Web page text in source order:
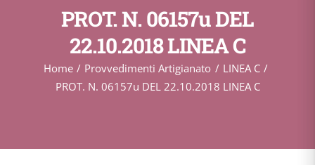
PROT. N. 06157u DEL
22.10.2018 LINEA C
Home Provvedimenti Artigianato
LINEA C
PROT. N. 06157u DEL 22.10.2018 LINEA C